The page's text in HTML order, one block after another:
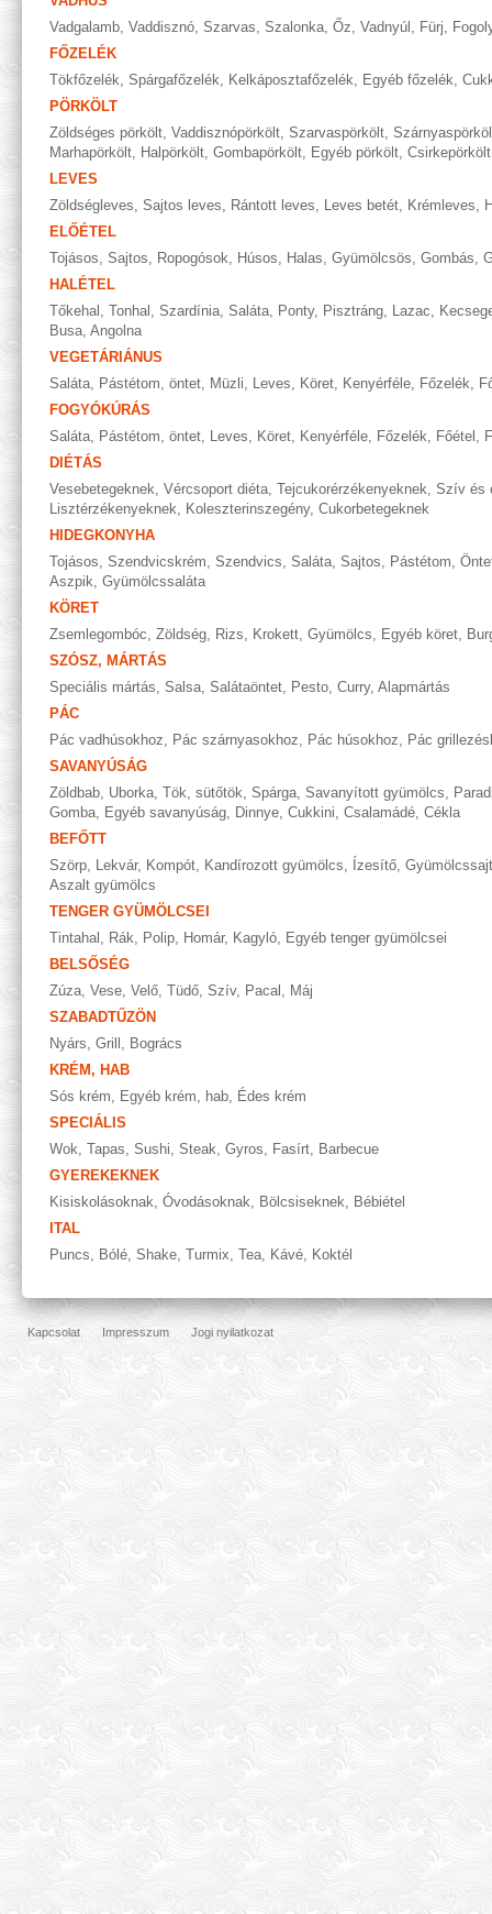
Vadgalamb, Vaddisznó, Szarvas, Szalonka, Őz, Vadnyúl , Fürj,
FŐZELÉK
Tökfőzelék, Spárgafőzelék, Kelkáposztafőzelék, Egyéb főzelék,
PÖRKÖLT
Zöldséges pörkölt, Vaddisznópörkölt, Szarvaspörkölt,
Marhapörkölt, Halpörkölt, Gombapörkölt, Egyéb pörkölt, Csirkepörkölt
LEVES
Zöldségleves, Sajtos leves, Rántott leves, Leves betét, Krémleves,
ELŐÉTEL
Tojásos, Sajtos, Ropogósok, Húsos, Halas, Gyümölcsös, Gombás,
HALÉTEL
Tőkehal , Tonhal , Szardínia, Saláta, Ponty, Pisztráng, Lazac,
Busa, Angolna
VEGETÁRIÁNUS
Saláta, Pástétom, öntet, Müzli, Leves, Köret, Kenyérféle, Főzelék,
FOGYÓKÚRÁS
Saláta, Pástétom, öntet, Leves, Köret, Kenyérféle, Főzelék, Főétel ,
DIÉTÁS
Vesebetegeknek, Vércsoport diéta, Tejcukorérzékenyeknek, Szív és
Lisztérzékenyeknek, Koleszterinszegény, Cukorbetegeknek
HIDEGKONYHA
Tojásos, Szendvicskrém, Szendvics, Saláta, Sajtos, Pástétom,
Aszpik, Gyümölcssaláta
KÖRET
Zsemlegombóc, Zöldség, Rizs, Krokett, Gyümölcs, Egyéb köret,
SZÓSZ, MÁRTÁS
Speciális mártás, Salsa, Salátaöntet, Pesto, Curry, Alapmártás
PÁC
Pác vadhúsokhoz, Pác szárnyasokhoz, Pác húsokhoz, Pác
SAVANYÚSÁG
Zöldbab, Uborka, Tök, sütőtök, Spárga, Savanyított gyümölcs,
Gomba, Egyéb savanyúság, Dinnye, Cukkini, Csalamádé, Cékla
BEFŐTT
Szörp, Lekvár, Kompót, Kandírozott gyümölcs, Ízesítő, Gyümölcssajt
Aszalt gyümölcs
TENGER GYÜMÖLCSEI
Tintahal , Rák, Polip, Homár, Kagyló, Egyéb tenger gyümölcsei
BELSŐSÉG
Zúza, Vese, Velő, Tüdő, Szív, Pacal , Máj
SZABADTŰZÖN
Nyárs, Grill , Bogrács
KRÉM, HAB
Sós krém, Egyéb krém, hab, Édes krém
SPECIÁLIS
Wok, Tapas, Sushi, Steak, Gyros, Fasírt, Barbecue
GYEREKEKNEK
Kisiskolásoknak, Óvodásoknak, Bölcsiseknek, Bébiétel
ITAL
Puncs, Bólé, Shake, Turmix, Tea, Kávé, Koktél
Kapcsolat Impresszum Jogi nyilatkozat